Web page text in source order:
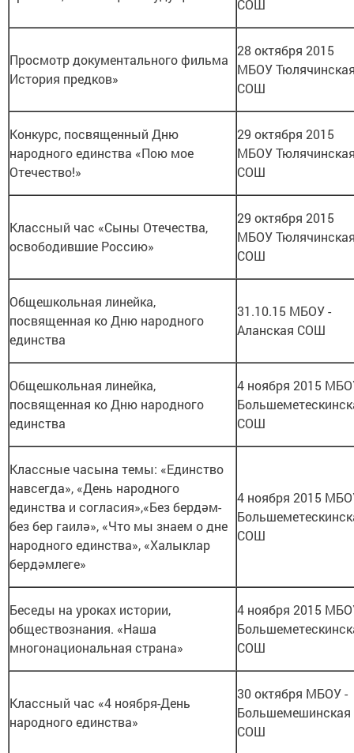
СОШ
Просмотр документального фильма
История предков»
28 октября 2015
МБОУ
СОШ
Конкурс, посвященный Дню
народного единства «Пою мое
Отечество!»
29 октября 2015
МБОУ
СОШ
Классный час «Сыны Отечества,
освободившие Россию»
29 октября 2015
МБОУ
СОШ
Общешкольная линейка,
посвященная ко Дню народного
единства
31.10.15 МБОУ -
Аланская СОШ
Общешкольная линейка,
посвященная ко Дню народного
единства
4 ноября 2015
СОШ
Классные часына темы: «Единство
навсегда», «День народного
единства и согласия»,«Без бердәм-
без бер гаилә», «Что мы знаем о дне
народного единства», «Халыклар
бердәмлеге»
4 ноября 2015
СОШ
Беседы на уроках истории,
обществознания. «Наша
многонациональная страна»
4 ноября 2015
СОШ
Классный час «4 ноября-День
народного единства»
30 октября МБОУ -
Большемешинская
СОШ